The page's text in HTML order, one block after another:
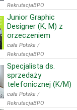
RekrutacjaBPO
Junior Graphic
Designer (K, M) z
orzeczeniem
cała Polska /
RekrutacjaBPO
Specjalista ds.
sprzedaży
telefonicznej (K/M)
cała Polska /
RekrutacjaBPO